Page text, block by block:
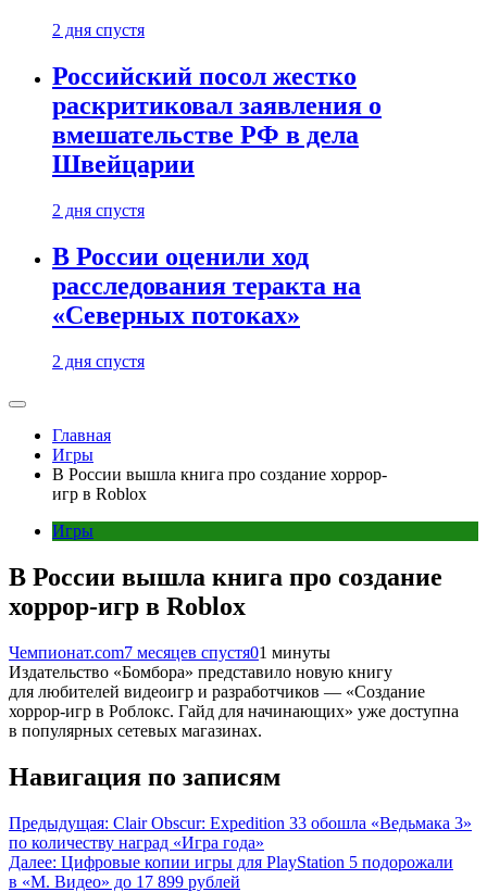
2 дня спустя
Российский посол жестко
раскритиковал заявления о
вмешательстве РФ в дела
Швейцарии
2 дня спустя
В России оценили ход
расследования теракта на
«Северных потоках»
2 дня спустя
Главная
Игры
В России вышла книга про создание хоррор-
игр в Roblox
Игры
В России вышла книга про создание
хоррор-игр в Roblox
Чемпионат.com7 месяцев спустя01 минуты
Издательство «Бомбора» представило новую книгу
для любителей видеоигр и разработчиков — «Создание
хоррор-игр в Роблокс. Гайд для начинающих» уже доступна
в популярных сетевых магазинах.
Навигация по записям
Предыдущая: Clair Obscur: Expedition 33 обошла «Ведьмака 3»
по количеству наград «Игра года»
Далее: Цифровые копии игры для PlayStation 5 подорожали
в «М. Видео» до 17 899 рублей